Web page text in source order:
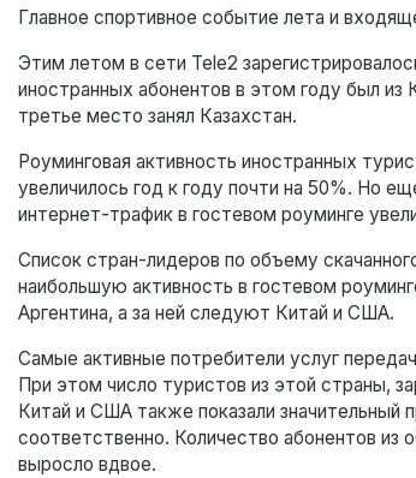
Главное спортивное событие лета и
Этим летом в сети Tele2
иностранных абонентов в этом году был
третье место занял Казахстан.
Роуминговая активность иностранных
увеличилось год к году почти на 50%. Но
интернет-трафик в гостевом роуминге
Список стран-лидеров по объему
наибольшую активность в гостевом
Аргентина, а за ней следуют Китай и США.
Самые активные потребители услуг
При этом число туристов из этой страны,
Китай и США также показали значительный
соответственно. Количество абонентов из
выросло вдвое.